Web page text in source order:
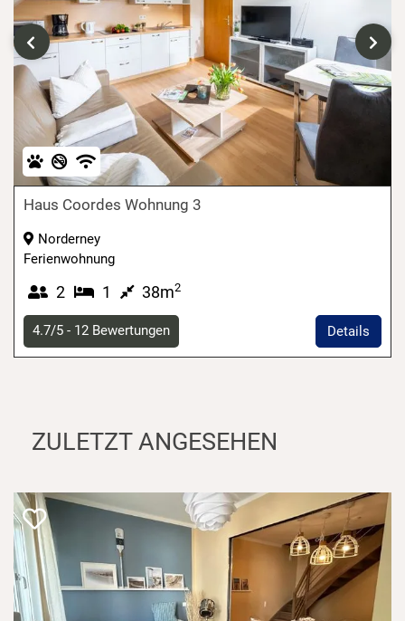
Haus Coordes Wohnung 3
Norderney
Ferienwohnung
2 1 38m2
Details
4.7/5 - 12 Bewertungen
‹ ›
ZULETZT ANGESEHEN